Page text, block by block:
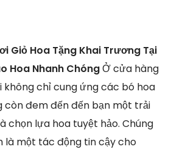
Giỏ Hoa Tặng Khai Trương Tại
Hoa Nhanh ChóngỞ cửa hàng
không chỉ cung ứng các bó hoa
đem đến đến bạn một trải
chọn lựa hoa tuyệt hảo. Chúng
là một tác động tin cậy cho